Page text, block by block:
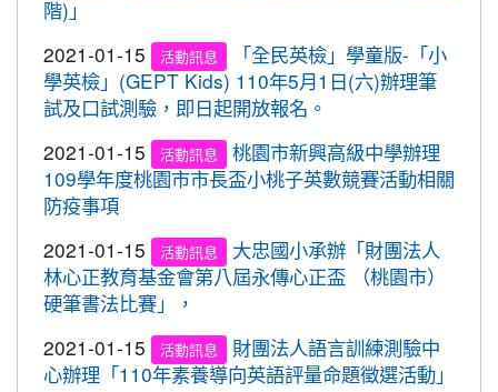
魂全國國小羽球分齡賽成績優異
2020-07-15
賀!
本校學生參加2020年第六屆新北市
寶獅萊夏季理事長盃溜冰錦標賽成績優異
2020-07-08 賀!
本校學生參加109年桃園市運動會
市長盃溜冰錦標賽成績優異
2020-03-11 賀!
109年校內美術比賽 得獎名單
2020-01-09
績優異
2019-12-20 賀!
本校學生參加108年臺北市中正盃
羽球錦標賽成績優異
2019-12-20
賀!
本校學生參加109年桃園市中小學
校聯合運動會楊梅區選拔賽成績優異
階)」
2021-01-15
活動訊息
「全民英檢」學童版-「小
學英檢」(GEPT Kids) 110年5月1日(六)辦理筆
試及口試測驗，即日起開放報名。
2021-01-15
活動訊息
桃園市新興高級中學辦理
109學年度桃園市市長盃小桃子英數競賽活動相關
防疫事項
2021-01-15
活動訊息
大忠國小承辦「財團法人
林心正教育基金會第八屆永傳心正盃 （桃園市）
硬筆書法比賽」，
2021-01-15
活動訊息
財團法人語言訓練測驗中
心辦理「110年素養導向英語評量命題徵選活動」